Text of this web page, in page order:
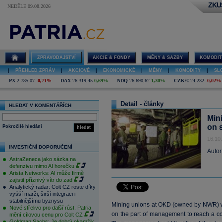
NEDĚLE 09.08.2026
ZPRAVODAJSTVÍ AKCIE & FONDY MĚNY & SAZBY
PŘEHLED ZPRÁV AKCIOVÉ EKONOMICKÉ MĚNY KOMODITY
PX 2 785,07 -0,71% DAX 26 319,45 0,69% NDQ 26 690,62 1,30% CZK/€ 24,232 -0,02%
HLEDAT V KOMENTÁŘÍCH
hledat
Pokročilé hledání
INVESTIČNÍ DOPORUČENÍ
AstraZeneca jako sázka na
defenzivu mimo AI horečku
Arista Networks: AI může firmě
zajistit příznivý vítr do zad
Analytický radar: Colt CZ roste díky
vyšší marži, širší integraci i
stabilnějšímu byznysu
Nové střelivo pro další růst. Patria
mění cílovou cenu pro Colt CZ
Detail - články
on
Mining unions at OKD (owned by
on the part of management to reach a